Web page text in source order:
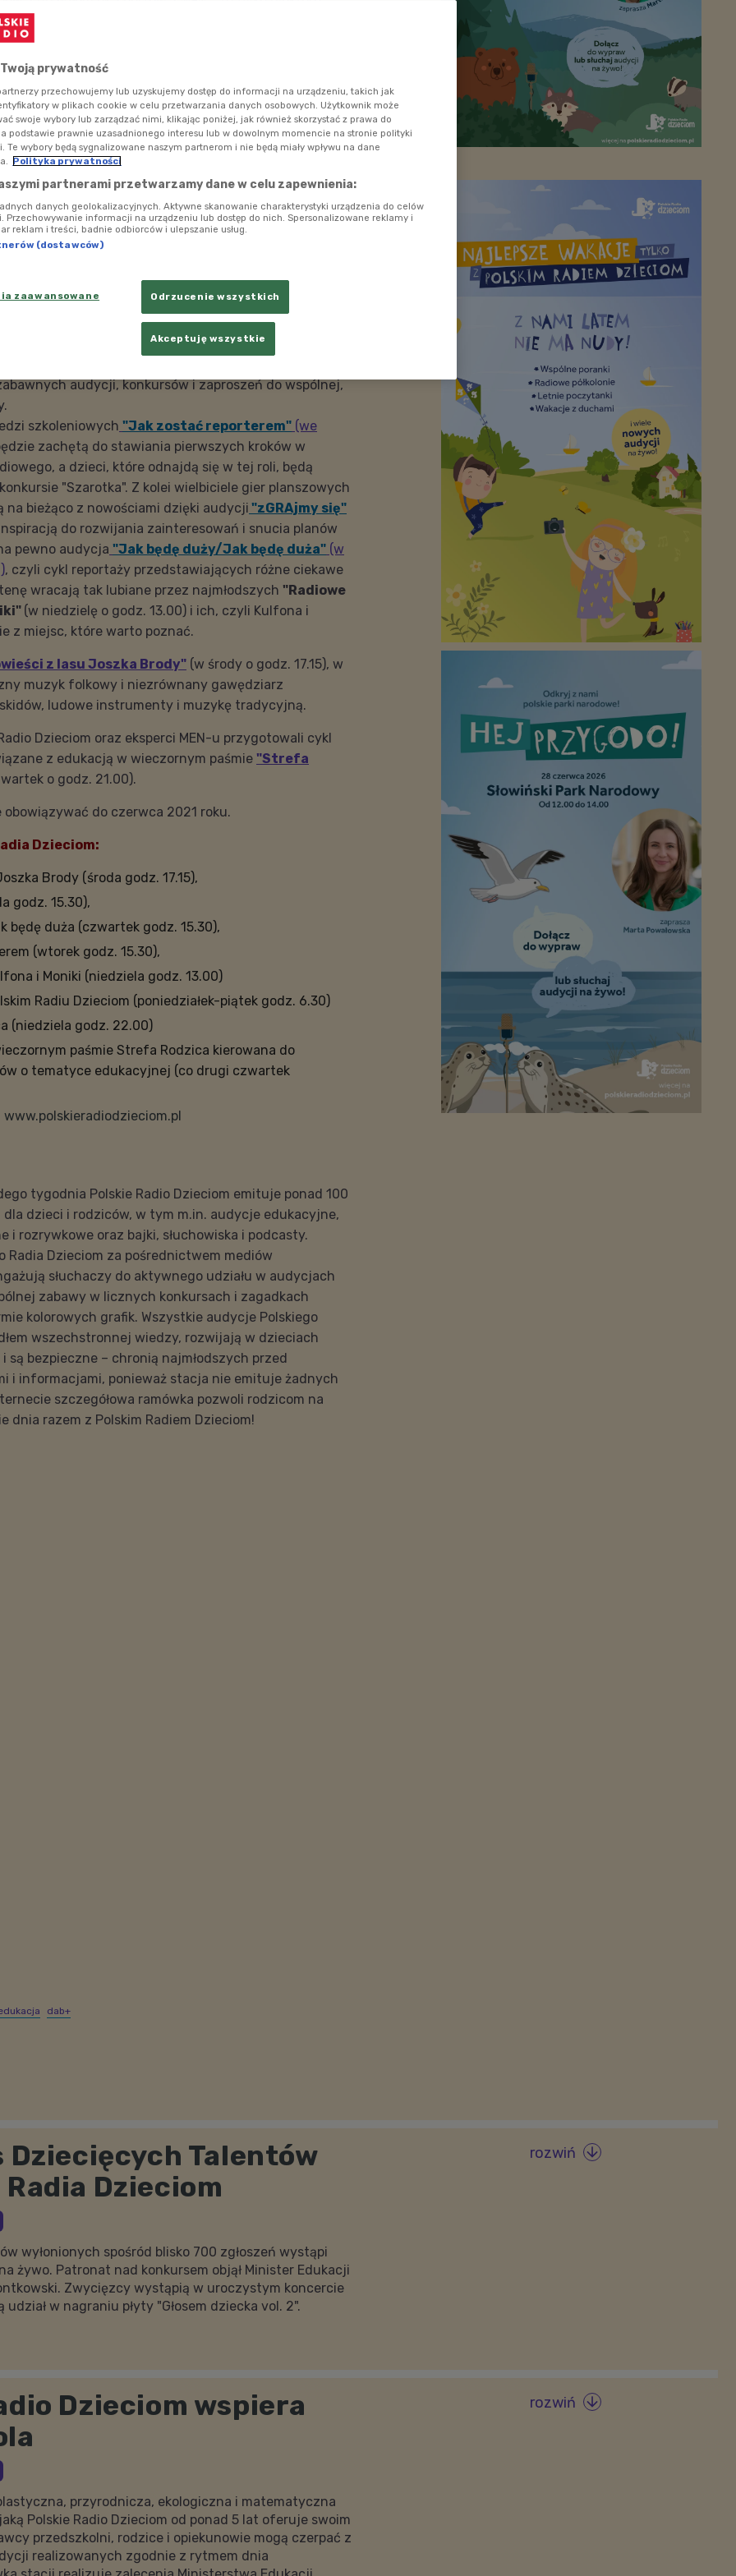
Polskiego Radia Dzieciom.
audycji, konkursów i zaproszeń do wspólnej,
szkoleniowych "Jak zostać reporterem" (we
zachętą do stawiania pierwszych kroków w
a dzieci, które odnajdą się w tej roli, będą
"Szarotka". Z kolei wielbiciele gier planszowych
na bieżąco z nowościami dzięki audycji "zGRAjmy się"
do rozwijania zainteresowań i snucia planów
pewno audycja "Jak będę duży/Jak będę duża" (w
, czyli cykl reportaży przedstawiających różne ciekawe
wracają tak lubiane przez najmłodszych "Radiowe
(w niedzielę o godz. 13.00) i ich, czyli Kulfona i
z miejsc, które warto poznać.
z lasu Joszka Brody" (w środy o godz. 17.15), w
muzyk folkowy i niezrównany gawędziarz
ludowe instrumenty i muzykę tradycyjną.
Dzieciom oraz eksperci MEN-u przygotowali cykl
z edukacją w wieczornym paśmie "Strefa
o godz. 21.00).
obowiązywać do czerwca 2021 roku.
Dzieciom:
Brody (środa godz. 17.15),
godz. 15.30),
będę duża (czwartek godz. 15.30),
(wtorek godz. 15.30),
i Moniki (niedziela godz. 13.00)
Radiu Dzieciom (poniedziałek-piątek godz. 6.30)
(niedziela godz. 22.00)
paśmie Strefa Rodzica kierowana do
o tematyce edukacyjnej (co drugi czwartek
www.polskieradiodzieciom.pl
tygodnia Polskie Radio Dzieciom emituje ponad 100
dzieci i rodziców, w tym m.in. audycje edukacyjne,
i rozrywkowe oraz bajki, słuchowiska i podcasty.
Radia Dzieciom za pośrednictwem mediów
słuchaczy do aktywnego udziału w audycjach
zabawy w licznych konkursach i zagadkach
kolorowych grafik. Wszystkie audycje Polskiego
wszechstronnej wiedzy, rozwijają w dzieciach
są bezpieczne – chronią najmłodszych przed
i informacjami, ponieważ stacja nie emituje żadnych
szczegółowa ramówka pozwoli rodzicom na
dnia razem z Polskim Radiem Dzieciom!
dab+
Dziecięcych Talentów
Dzieciom
wyłonionych spośród blisko 700 zgłoszeń wystąpi
żywo. Patronat nad konkursem objął Minister Edukacji
Zwycięzcy wystąpią w uroczystym koncercie
udział w nagraniu płyty "Głosem dziecka vol. 2".
rozwiń 
Dzieciom wspiera
przyrodnicza, ekologiczna i matematyczna
Polskie Radio Dzieciom od ponad 5 lat oferuje swoim
przedszkolni, rodzice i opiekunowie mogą czerpać z
realizowanych zgodnie z rytmem dnia
rozwiń 
Twoją prywatność
przechowujemy lub uzyskujemy dostęp do informacji na urządzeniu, takich jak
w plikach cookie w celu przetwarzania danych osobowych. Użytkownik może
swoje wybory lub zarządzać nimi, klikając poniżej, jak również skorzystać z prawa do
podstawie prawnie uzasadnionego interesu lub w dowolnym momencie na stronie polityki
Te wybory będą sygnalizowane naszym partnerom i nie będą miały wpływu na dane
Polityka prywatności
partnerami przetwarzamy dane w celu zapewnienia:
danych geolokalizacyjnych. Aktywne skanowanie charakterystyki urządzenia do celów
Przechowywanie informacji na urządzeniu lub dostęp do nich. Spersonalizowane reklamy i
reklam i treści, badnie odbiorców i ulepszanie usług.
(dostawców)
zaawansowane Odrzucenie wszystkich
Akceptuję wszystkie